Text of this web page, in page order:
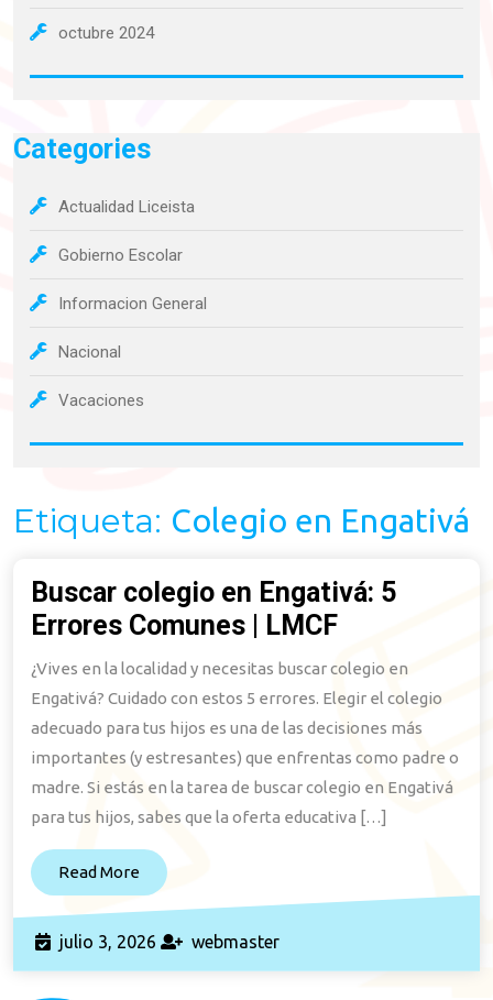
octubre 2024
Categories
Actualidad Liceista
Gobierno Escolar
Informacion General
Nacional
Vacaciones
Etiqueta: Colegio en Engativá
Buscar colegio en Engativá: 5
Errores Comunes | LMCFBuscar
colegio
en
Engativá:
5
Errores
Comunes
¿Vives en la localidad y necesitas buscar colegio en
Engativá? Cuidado con estos 5 errores. Elegir el colegio
adecuado para tus hijos es una de las decisiones más
importantes (y estresantes) que enfrentas como padre o
madre. Si estás en la tarea de buscar colegio en Engativá
para tus hijos, sabes que la oferta educativa […]
Read MoreRead
More
julio 3, 2026 julio
3,
webmasterwebmaster